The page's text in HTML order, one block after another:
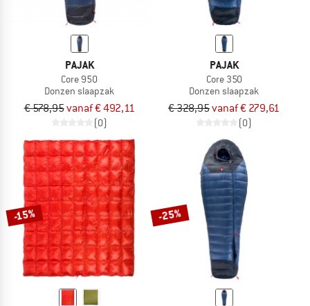
PAJAK
Core 950
Donzen slaapzak
€ 578,95vanaf € 492,11
(0)
PAJAK
Core 350
Donzen slaapzak
€ 328,95vanaf € 279,61
(0)
-15% -25%